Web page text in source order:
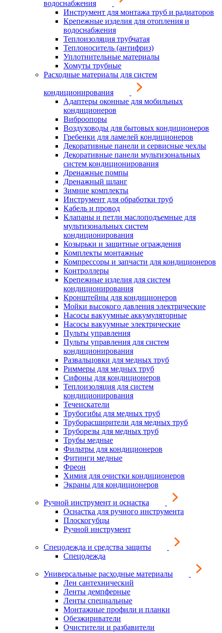
водоснабжения
Инструмент для монтажа труб и радиаторов
Крепежные изделия для отопления и
водоснабжения
Теплоизоляция трубчатая
Теплоноситель (антифриз)
Уплотнительные материалы
Хомуты трубные
Расходные материалы для систем
кондиционирования
Адаптеры оконные для мобильных
кондиционеров
Виброопоры
Воздуховоды для бытовых кондиционеров
Гребенки для ламелей кондиционеров
Декоративные панели и сервисные чехлы
Декоративные панели мультизональных
систем кондиционирования
Дренажные помпы
Дренажный шланг
Зимние комплекты
Инструмент для обработки труб
Кабель и провод
Клапаны и петли маслоподъемные для
мультизональных систем
кондиционирования
Козырьки и защитные ограждения
Комплекты монтажные
Компрессоры и запчасти для кондиционеров
Контроллеры
Крепежные изделия для систем
кондиционирования
Кронштейны для кондиционеров
Мойки высокого давления электрические
Насосы вакуумные аккумуляторные
Насосы вакуумные электрические
Пульты управления
Пульты управления для систем
кондиционирования
Развальцовки для медных труб
Риммеры для медных труб
Сифоны для кондиционеров
Теплоизоляция для систем
кондиционирования
Течеискатели
Трубогибы для медных труб
Труборасширители для медных труб
Труборезы для медных труб
Трубы медные
Фильтры для кондиционеров
Фитинги медные
Фреон
Химия для очистки кондиционеров
Экраны для кондиционеров
Ручной инструмент и оснастка
Оснастка для ручного инструмента
Плоскогубцы
Ручной инструмент
Спецодежда и средства защиты
Спецодежда
Универсальные расходные материалы
Лен сантехнический
Ленты демпферные
Ленты специальные
Монтажные профили и планки
Обезжириватели
Очистители и разбавители